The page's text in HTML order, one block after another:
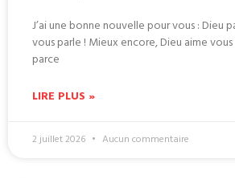
J’ai une bonne nouvelle pour vous : Dieu
vous parle ! Mieux encore, Dieu aime vous
parce
LIRE PLUS »
2 juillet 2026 Aucun commentaire